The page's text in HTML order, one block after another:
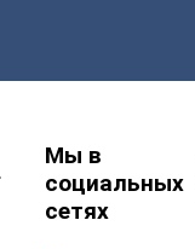
Мы в
социальных
сетях